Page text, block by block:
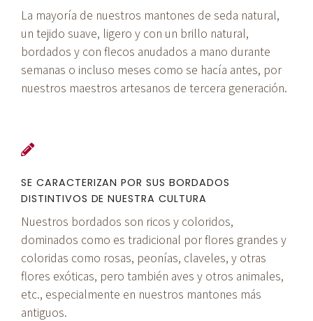
La mayoría de nuestros mantones de seda natural,
un tejido suave, ligero y con un brillo natural,
bordados y con flecos anudados a mano durante
semanas o incluso meses como se hacía antes, por
nuestros maestros artesanos de tercera generación.
SE CARACTERIZAN POR SUS BORDADOS
DISTINTIVOS DE NUESTRA CULTURA
Nuestros bordados son ricos y coloridos,
dominados como es tradicional por flores grandes y
coloridas como rosas, peonías, claveles, y otras
flores exóticas, pero también aves y otros animales,
etc., especialmente en nuestros mantones más
antiguos.